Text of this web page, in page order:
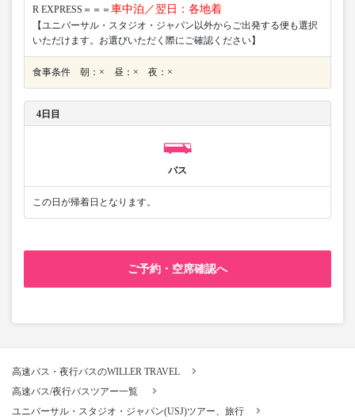
R EXPRESS＝＝＝ 車中泊／翌日：各地着
【ユニバーサル・スタジオ・ジャパン以外からご出発する便も選択
いただけます。お選びいただく際にご確認ください】
食事条件 朝：× 昼：× 夜：×
4日目
バス
この日が帰着日となります。
ご予約・空席確認へ
高速バス・夜行バスのWILLER TRAVEL
高速バス/夜行バスツアー一覧
ユニバーサル・スタジオ・ジャパン(USJ)ツアー、旅行